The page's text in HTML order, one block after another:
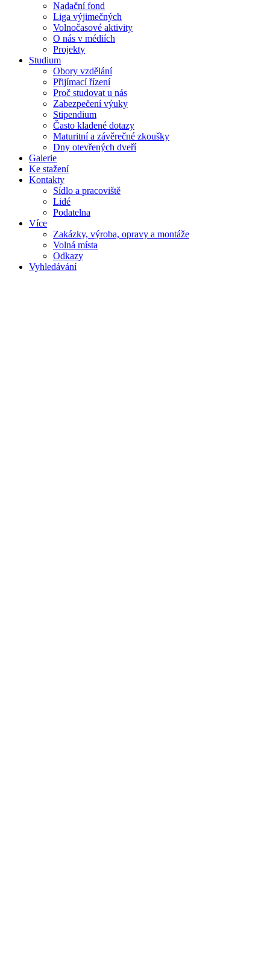
Nadační fond
Liga výjimečných
Volnočasové aktivity
O nás v médiích
Projekty
Studium
Obory vzdělání
Přijímací řízení
Proč studovat u nás
Zabezpečení výuky
Stipendium
Často kladené dotazy
Maturitní a závěrečné zkoušky
Dny otevřených dveří
Galerie
Ke stažení
Kontakty
Sídlo a pracoviště
Lidé
Podatelna
Více
Zakázky, výroba, opravy a montáže
Volná místa
Odkazy
Vyhledávání